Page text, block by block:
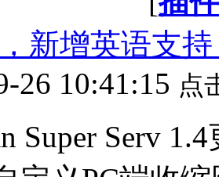
新增英语支
26 10:41:15 点
Super Serv